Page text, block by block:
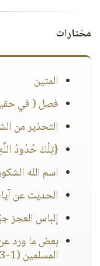
مختارات
المتين
فصل ( في
التحذير من
{تِلْكَ حُدُودُ
اسم الله
الحديث عن آيات
إلباس العجز
بعض ما ورد
المسلمين (1-3)